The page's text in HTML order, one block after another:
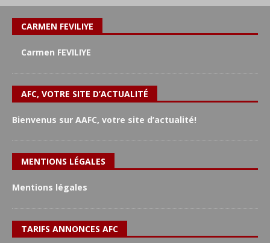
CARMEN FEVILIYE
Carmen FEVILIYE
AFC, VOTRE SITE D’ACTUALITÉ
Bienvenus sur AAFC, votre site d’actualité!
MENTIONS LÉGALES
Mentions légales
TARIFS ANNONCES AFC